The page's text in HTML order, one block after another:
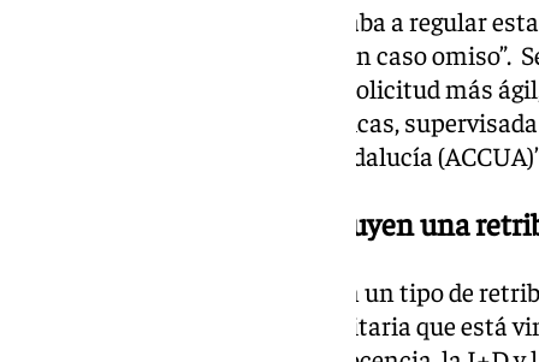
respuesta a la ley que nos obligaba a regular
los anteriores gobiernos hicieron caso omiso”.
decreto asegura un proceso de solicitud más
acreditación será casi automáticas,
Científica y Universitaria de Andalucía
Los complementos constituyen una
Los complementos constituyen un tipo de
sueldo de esta plantilla universitaria que está